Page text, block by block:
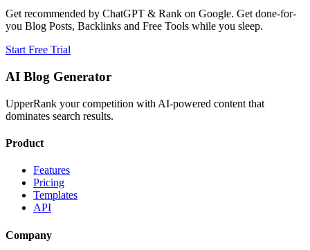
Get recommended by ChatGPT & Rank on Google. Get done-for-
you Blog Posts, Backlinks and Free Tools while you sleep.
Start Free Trial
AI Blog Generator
UpperRank your competition with AI-powered content that
dominates search results.
Product
Features
Pricing
Templates
API
Company